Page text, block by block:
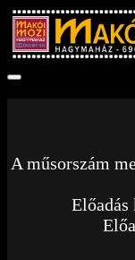
A műsorszám
Előadás